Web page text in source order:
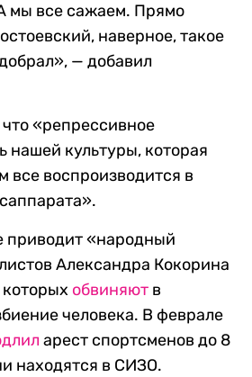
мы все сажаем. Прямо
наверное, такое
— добавил
«репрессивное
нашей культуры, которая
все воспроизводится в
«народный
Александра Кокорина
обвиняют в
человека. В феврале
арест спортсменов до 8
находятся в СИЗО.